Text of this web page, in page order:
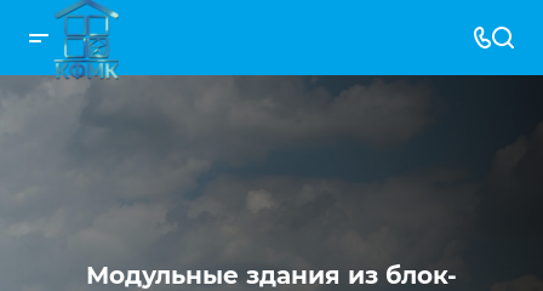
Модульные здания из блок-